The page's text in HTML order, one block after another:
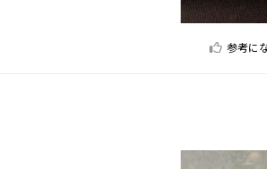
参考に